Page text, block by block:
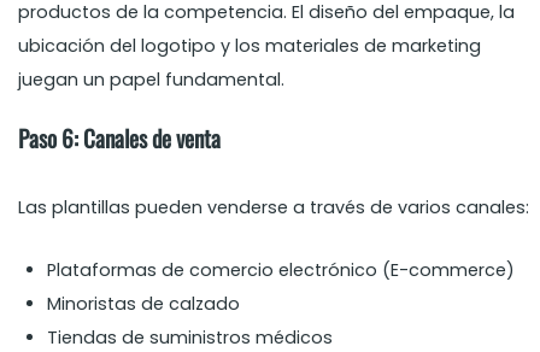
productos de la competencia. El diseño del empaque, la
ubicación del logotipo y los materiales de marketing
juegan un papel fundamental.
Paso 6: Canales de venta
Las plantillas pueden venderse a través de varios canales:
Plataformas de comercio electrónico (E-commerce)
Minoristas de calzado
Tiendas de suministros médicos